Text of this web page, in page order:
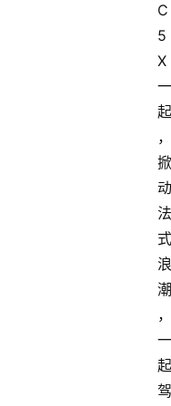
C
5
X
一
起
，
掀
动
法
式
浪
潮
，
一
起
驾